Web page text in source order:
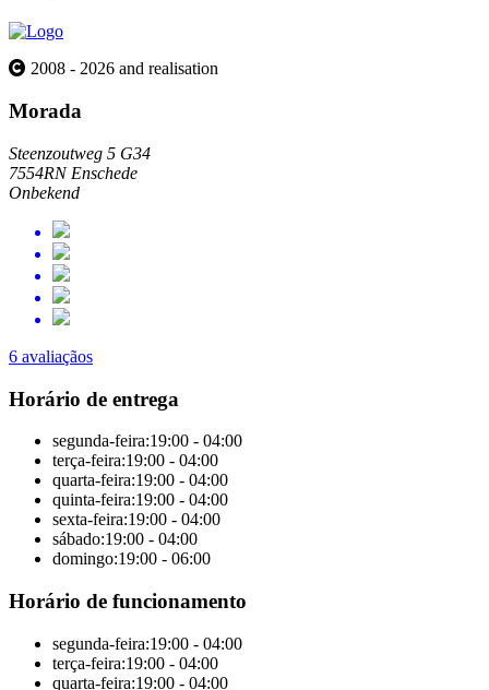
2008 - 2026 and realisation
Morada
Steenzoutweg 5 G34
7554RN Enschede
Onbekend
6 avaliaçãos
Horário de entrega
segunda-feira:19:00 - 04:00
terça-feira:19:00 - 04:00
quarta-feira:19:00 - 04:00
quinta-feira:19:00 - 04:00
sexta-feira:19:00 - 04:00
sábado:19:00 - 04:00
domingo:19:00 - 06:00
Horário de funcionamento
segunda-feira:19:00 - 04:00
terça-feira:19:00 - 04:00
quarta-feira:19:00 - 04:00